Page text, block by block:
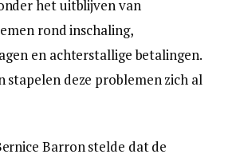
het uitblijven van
rond inschaling,
en achterstallige betalingen.
stapelen deze problemen zich al
Barron stelde dat de